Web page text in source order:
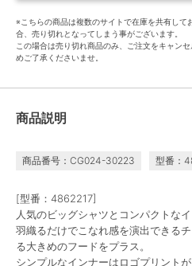
※こちらの商品は複数のサイトで在庫を共有して
合、売り切れとなってしまう事がございます。
この場合は売り切れ商品のみ、ご注文をキャン
めご了承くださいませ。
商品説明
商品番号：CG024-30223 型番：
[型番：4862217]
人気のビッグシャツとコンパクトな
羽織るだけでこなれ感を演出できる
る大きめのフードをプラス。
シンプルなインナーはロゴプリント